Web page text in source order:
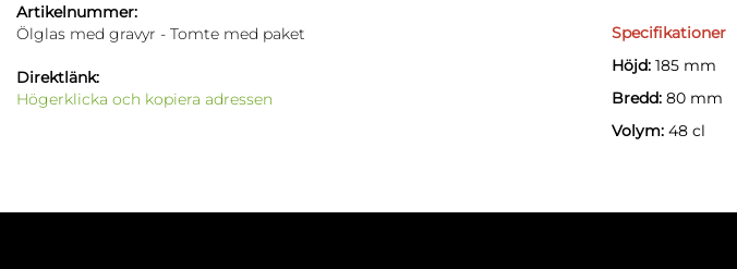
Specifikationer
Höjd:185 mm
Bredd:80 mm
Volym:48 cl
Artikelnummer:
Ölglas med gravyr - Tomte med paket
Direktlänk:
Högerklicka och kopiera adressen